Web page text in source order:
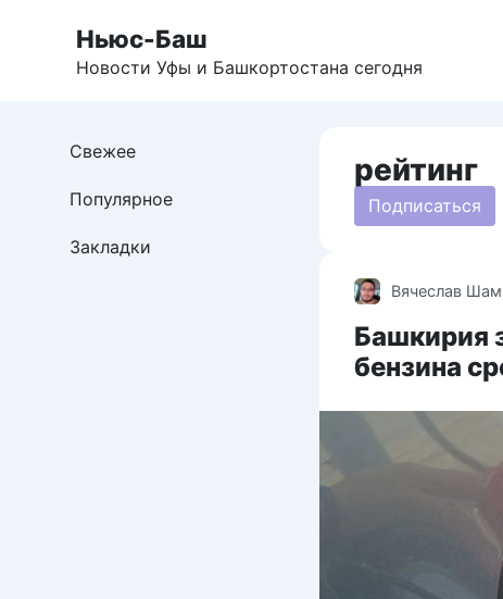
Ньюс-Баш
Новости Уфы и Башкортостана сегодня
рейтинг
Подписаться
Вячеслав
Башкирия
бензина
Свежее
Популярное
Закладки